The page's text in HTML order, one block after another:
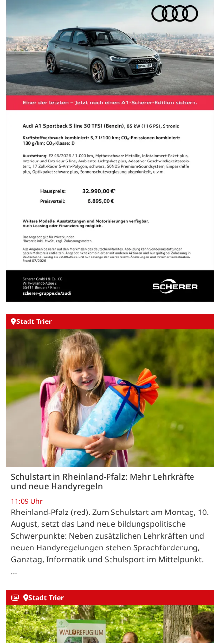
Stadt Trier
Schulstart in Rheinland-Pfalz: Mehr Lehrkräfte
und neue Handyregeln
11:09 Uhr
Rheinland-Pfalz (red). Zum Schulstart am Montag, 10.
August, setzt das Land neue bildungspolitische
Schwerpunkte: Neben zusätzlichen Lehrkräften und
neuen Handyregelungen stehen Sprachförderung,
Ganztag, Informatik und Schulsport im Mittelpunkt.
…
Stadt Trier